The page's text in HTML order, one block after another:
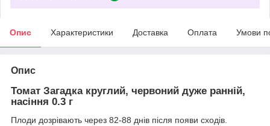
Опис Характеристики Доставка Оплата Умови
Опис
Томат Загадка круглий, червоний дуже ранній,
насіння 0.3 г
Плоди дозрівають через 82-88 днів після появи сходів.